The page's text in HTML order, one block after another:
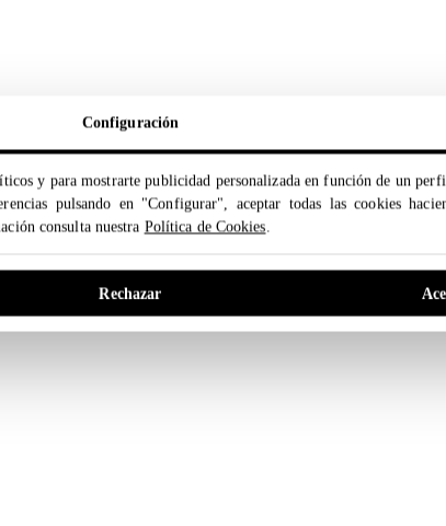
Configuración
y para mostrarte publicidad personalizada en función de un
pulsando en "Configurar", aceptar todas las cookies
consulta nuestra Política de Cookies.
Rechazar